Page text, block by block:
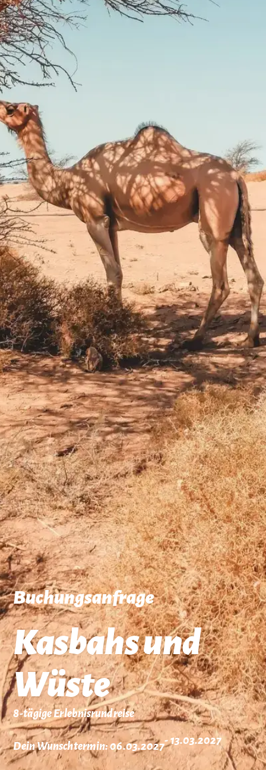
Buchungsanfrage
Kasbahs und
Wüste
8-tägige Erlebnisrundreise
Dein Wunschtermin: 06.03.2027- 13.03.2027